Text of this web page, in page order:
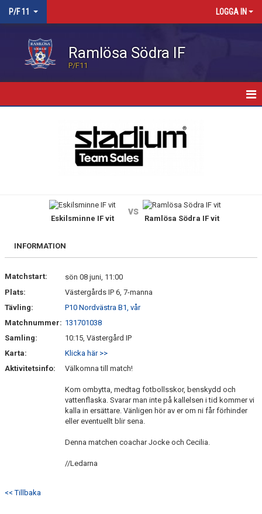
P/F 11 LOGGA IN
Ramlösa Södra IF
P/F11
BILDGALLERI
Eskilsminne IF vit
vs
Ramlösa Södra IF vit
INFORMATION
Matchstart:
sön 08 juni, 11:00
Plats:
Västergårds IP 6, 7-manna
Tävling:
P10 Nordvästra B1, vår
Matchnummer: 131701038
Samling:
10:15, Västergård IP
Karta:
Klicka här >>
Aktivitetsinfo:
Välkomna till match!
Kom ombytta, medtag fotbollsskor, benskydd och
vattenflaska. Svarar man inte på kallelsen i tid kommer vi
kalla in ersättare. Vänligen hör av er om ni får förhinder
eller eventuellt blir sena.
Denna matchen coachar Jocke och Cecilia.
//Ledarna
<< Tillbaka